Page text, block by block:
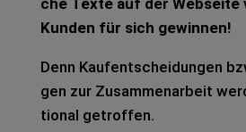
Kun­den für sich gewin­nen!
Denn Kauf­ent­schei­dun­gen
gen zur Zusam­men­ar­beit
tio­nal getrof­fen.